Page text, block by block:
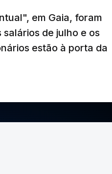
em Gaia, foram
de julho e os
estão à porta da